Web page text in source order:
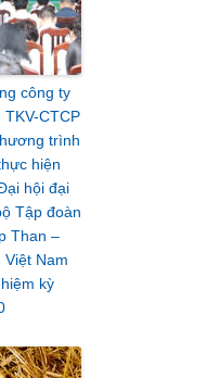
công ty
TKV-CTCP
trình
hiện
hội đại
Tập đoàn
Than –
Việt Nam
kỳ